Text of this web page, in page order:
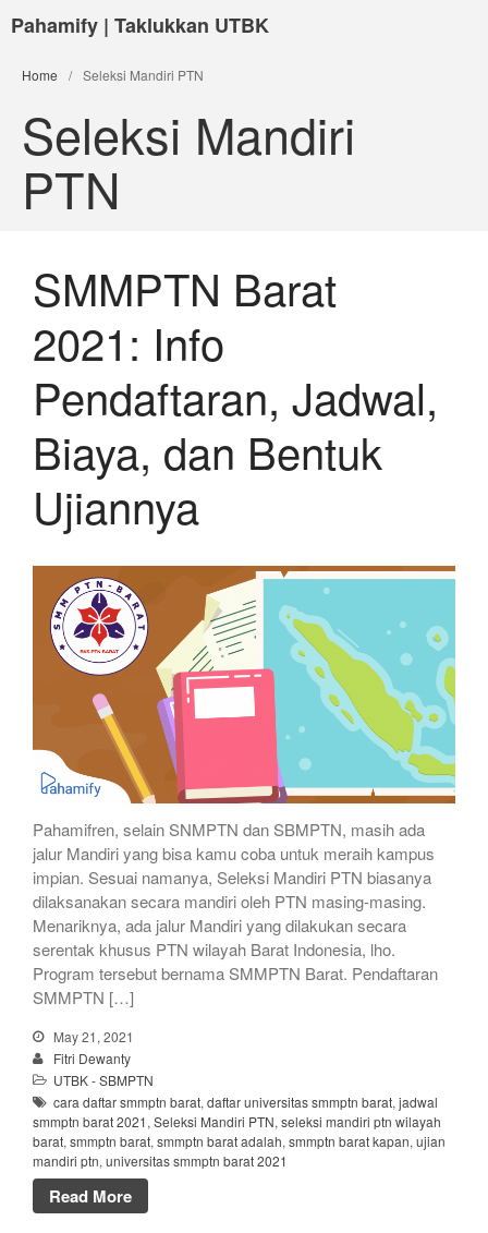
Pahamify | Taklukkan UTBK
Home / Seleksi Mandiri PTN
Seleksi Mandiri
PTN
SMMPTN Barat
2021: Info
Pendaftaran, Jadwal,
Biaya, dan Bentuk
Ujiannya
Pahamifren, selain SNMPTN dan SBMPTN, masih ada
jalur Mandiri yang bisa kamu coba untuk meraih kampus
impian. Sesuai namanya, Seleksi Mandiri PTN biasanya
dilaksanakan secara mandiri oleh PTN masing-masing.
Menariknya, ada jalur Mandiri yang dilakukan secara
serentak khusus PTN wilayah Barat Indonesia, lho.
Program tersebut bernama SMMPTN Barat. Pendaftaran
SMMPTN […]
May 21, 2021
Fitri Dewanty
UTBK - SBMPTN
cara daftar smmptn barat, daftar universitas smmptn barat, jadwal
smmptn barat 2021, Seleksi Mandiri PTN, seleksi mandiri ptn wilayah
barat, smmptn barat, smmptn barat adalah, smmptn barat kapan, ujian
mandiri ptn, universitas smmptn barat 2021
Read More